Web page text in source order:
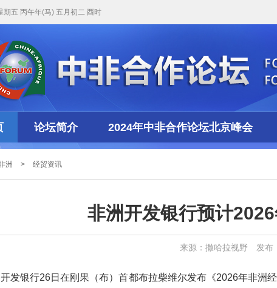
五 丙午年(马) 五月初二 酉时
论坛简介 2024年中非合作论坛北京峰会
洲 > 经贸资讯
非洲开发银行预计
来源：撒哈拉视野 发布
发银行26日在刚果（布）首都布拉柴维尔发布《2026年非洲